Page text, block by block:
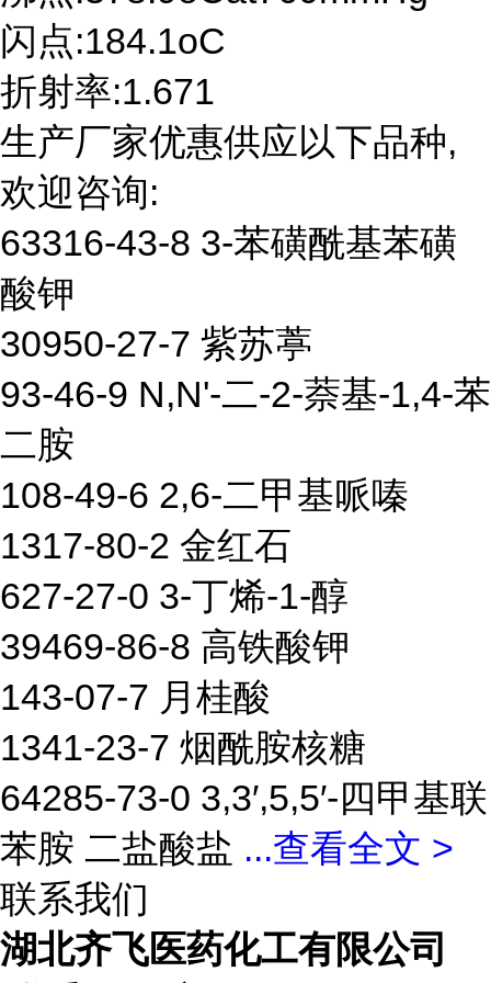
闪点:184.1oC
折射率:1.671
生产厂家优惠供应以下品种,
欢迎咨询:
63316-43-8 3-苯磺酰基苯磺
酸钾
30950-27-7 紫苏葶
93-46-9 N,N'-二-2-萘基-1,4-苯
二胺
108-49-6 2,6-二甲基哌嗪
1317-80-2 金红石
627-27-0 3-丁烯-1-醇
39469-86-8 高铁酸钾
143-07-7 月桂酸
1341-23-7 烟酰胺核糖
64285-73-0 3,3′,5,5′-四甲基联
苯胺 二盐酸盐 ...查看全文 >
联系我们
湖北齐飞医药化工有限公司